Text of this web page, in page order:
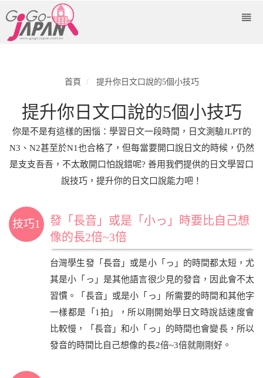
首頁 提升你日文口說的5個小技巧
提升你日文口說的5個小技巧
你是不是有這樣的困惱：學習日文一段時間，日文測驗JLPT的
N3、N2甚至於N1也合格了，但每當要開口說日文的時候，仍然
是支支吾吾，不太敢開口怕說錯呢? 善用我們提供的日文學習口
說技巧，提升你的日文口說能力吧！
技巧1
發「長音」或是「小っ」時要比自己想
像的長2倍~3倍
台灣學生發「長音」或是小「っ」的時間都太短，尤
其是小「っ」是其他語言很少見的發音，因此會不太
習慣。「長音」或是小「っ」所需要的時間和其他字
一樣都是「1拍」，所以剛開始學日文時說話速度會
比較慢，「長音」和小「っ」的時間也會變長，所以
發音的時間比自己想像的長2倍~3倍就剛剛好。